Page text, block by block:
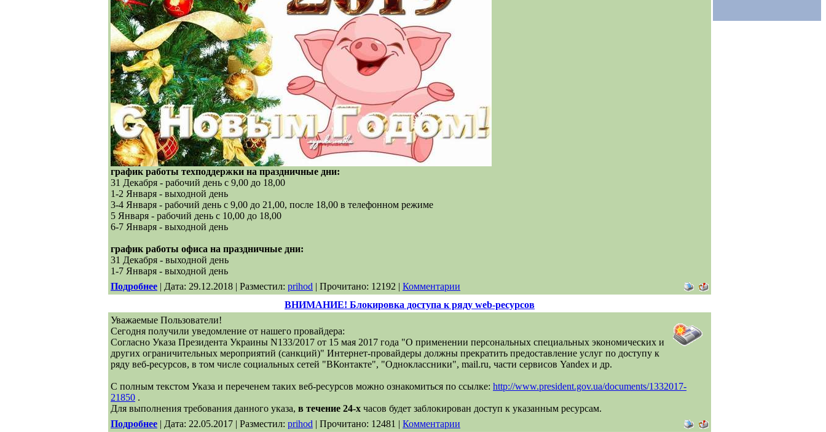
график работы техподдержки на праздничные дни:
31 Декабря - рабочий день с 9,00 до 18,00
1-2 Января - выходной день
3-4 Января - рабочий день с 9,00 до 21,00, после 18,00 в телефонном режиме
5 Января - рабочий день с 10,00 до 18,00
6-7 Января - выходной день
график работы офиса на праздничные дни:
31 Декабря - выходной день
1-7 Января - выходной день
Подробнее | Дата: 29.12.2018 | Разместил: prihod | Прочитано: 12192 | Комментарии
ВНИМАНИЕ! Блокировка доступа к ряду web-ресурсов
Уважаемые Пользователи!
Сегодня получили уведомление от нашего провайдера:
Согласно Указа Президента Украины N133/2017 от 15 мая 2017 года "О применении персональных специальных экономических и
других ограничительных мероприятий (санкций)" Интернет-провайдеры должны прекратить предоставление услуг по доступу к
ряду веб-ресурсов, в том числе социальных сетей "ВКонтакте", "Одноклассники", mail.ru, части сервисов Yandex и др.
С полным текстом Указа и переченем таких веб-ресурсов можно ознакомиться по ссылке: http://www.president.gov.ua/documents/1332017-
21850 .
Для выполнения требования данного указа, в течение 24-х часов будет заблокирован доступ к указанным ресурсам.
Подробнее | Дата: 22.05.2017 | Разместил: prihod | Прочитано: 12481 | Комментарии